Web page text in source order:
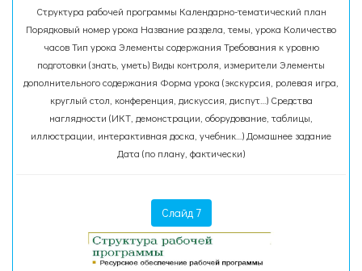
Структура рабочей программы Календарно-тематический план
Порядковый номер урока Название раздела, темы, урока Количество
часов Тип урока Элементы содержания Требования к уровню
подготовки (знать, уметь) Виды контроля, измерители Элементы
дополнительного содержания Форма урока (экскурсия, ролевая игра,
круглый стол, конференция, дискуссия, диспут…) Средства
наглядности (ИКТ, демонстрации, оборудование, таблицы,
иллюстрации, интерактивная доска, учебник…) Домашнее задание
Дата (по плану, фактически)
Слайд 7